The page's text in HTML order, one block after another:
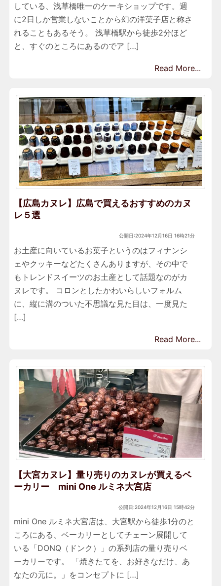
している、浅草橋唯一のケーキショップです。週
に2日しか営業しないことから幻の洋菓子店と称さ
れることもあるそう。 浅草橋駅から徒歩2分ほど
と、すぐのところにあるのでア […]
Read More...
【広島カヌレ】広島で買えるおすすめのカヌ
レ５選
公開日:2024年12月16日 16時21分
お土産に向いているお菓子というのはフィナンシ
ェやクッキーなどたくさんありますが、その中で
もトレンドスイーツのお土産として話題なのがカ
ヌレです。 コロンとしたかわいらしいフォルム
に、縦に溝のついた不思議な見た目は、一度見た
[…]
Read More...
【大宮カヌレ】量り売りのカヌレが買えるベ
ーカリー mini One ルミネ大宮店
公開日:2024年12月16日 15時42分
mini One ルミネ大宮店は、大宮駅から徒歩1分のと
ころにある、ベーカリーとしてチェーン展開して
いる「DONQ（ドンク）」の系列店の量り売りベ
ーカリーです。 「焼きたてを、お好きなだけ、あ
なたの元に。」をコンセプトに […]